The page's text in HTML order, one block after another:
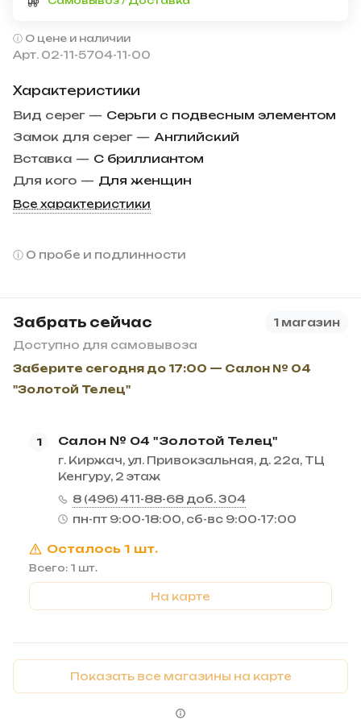
Арт. 02-11-5704-11-00
Характеристики
Вид серег — Серьги с подвесным элементом
Замок для серег — Английский
Вставка — С бриллиантом
Для кого — Для женщин
Все характеристики
О пробе и подлинности
Забрать сейчас
1 магазин
Доступно для самовывоза
Заберите сегодня до 17:00 — Салон № 04
"Золотой Телец"
1 Салон № 04 "Золотой Телец"
г. Киржач, ул. Привокзальная, д. 22а, ТЦ
Кенгуру, 2 этаж
8 (496) 411-88-68 доб. 304
пн-пт 9:00-18:00, сб-вс 9:00-17:00
Осталось 1 шт.
Всего: 1 шт.
На карте
Показать все магазины на карте
О цене и наличии